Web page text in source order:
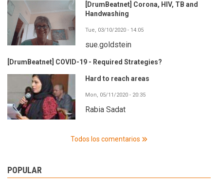
[DrumBeatnet] Corona, HIV, TB and
Handwashing
Tue, 03/10/2020 - 14:05
sue.goldstein
[DrumBeatnet] COVID-19 - Required Strategies?
Hard to reach areas
Mon, 05/11/2020 - 20:35
Rabia Sadat
Todos los comentarios
POPULAR